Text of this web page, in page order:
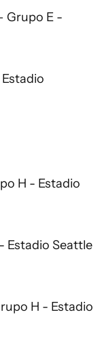
Grupo E -
H - Estadio
Estadio Seattle
H - Estadio